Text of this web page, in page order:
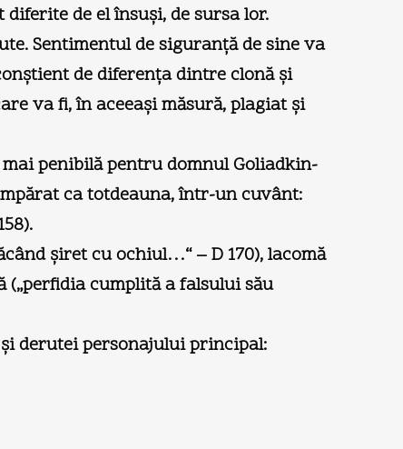
de el însuşi, de sursa lor.
Sentimentul de siguranţă de sine va
de diferenţa dintre clonă şi
va fi, în aceeaşi măsură, plagiat şi
penibilă pentru domnul Goliadkin-
ca totdeauna, într-un cuvânt:
şiret cu ochiul…“ – D 170), lacomă
(„perfidia cumplită a falsului său
derutei personajului principal: